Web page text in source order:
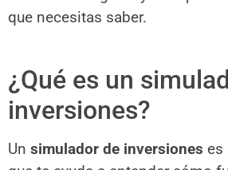
que necesitas saber.
¿Qué es un
inversiones?
Un simulador de inversiones es